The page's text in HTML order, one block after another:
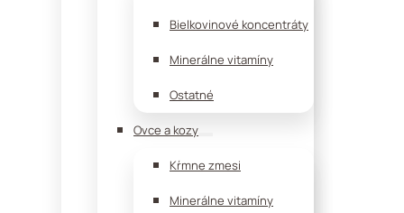
Bielkovinové koncentráty
Minerálne vitamíny
Ostatné
Ovce a kozy
Kŕmne zmesi
Minerálne vitamíny